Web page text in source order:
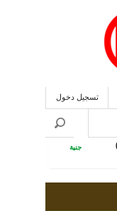
تسجيل دخول
جنية